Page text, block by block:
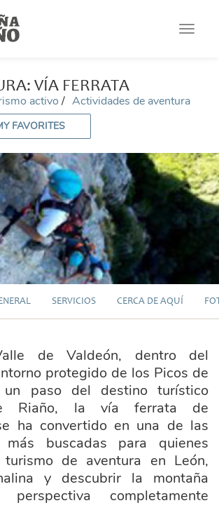
Toggle
VÍA FERRATA
activo Actividades de aventura
FAVORITES
SERVICIOS CERCA DE AQUÍ
de Valdeón, dentro del
protegido de los Picos de
paso del destino turístico
Riaño, la vía ferrata de
ha convertido en una de las
más buscadas para quienes
de aventura en León,
y descubrir la montaña
completamente